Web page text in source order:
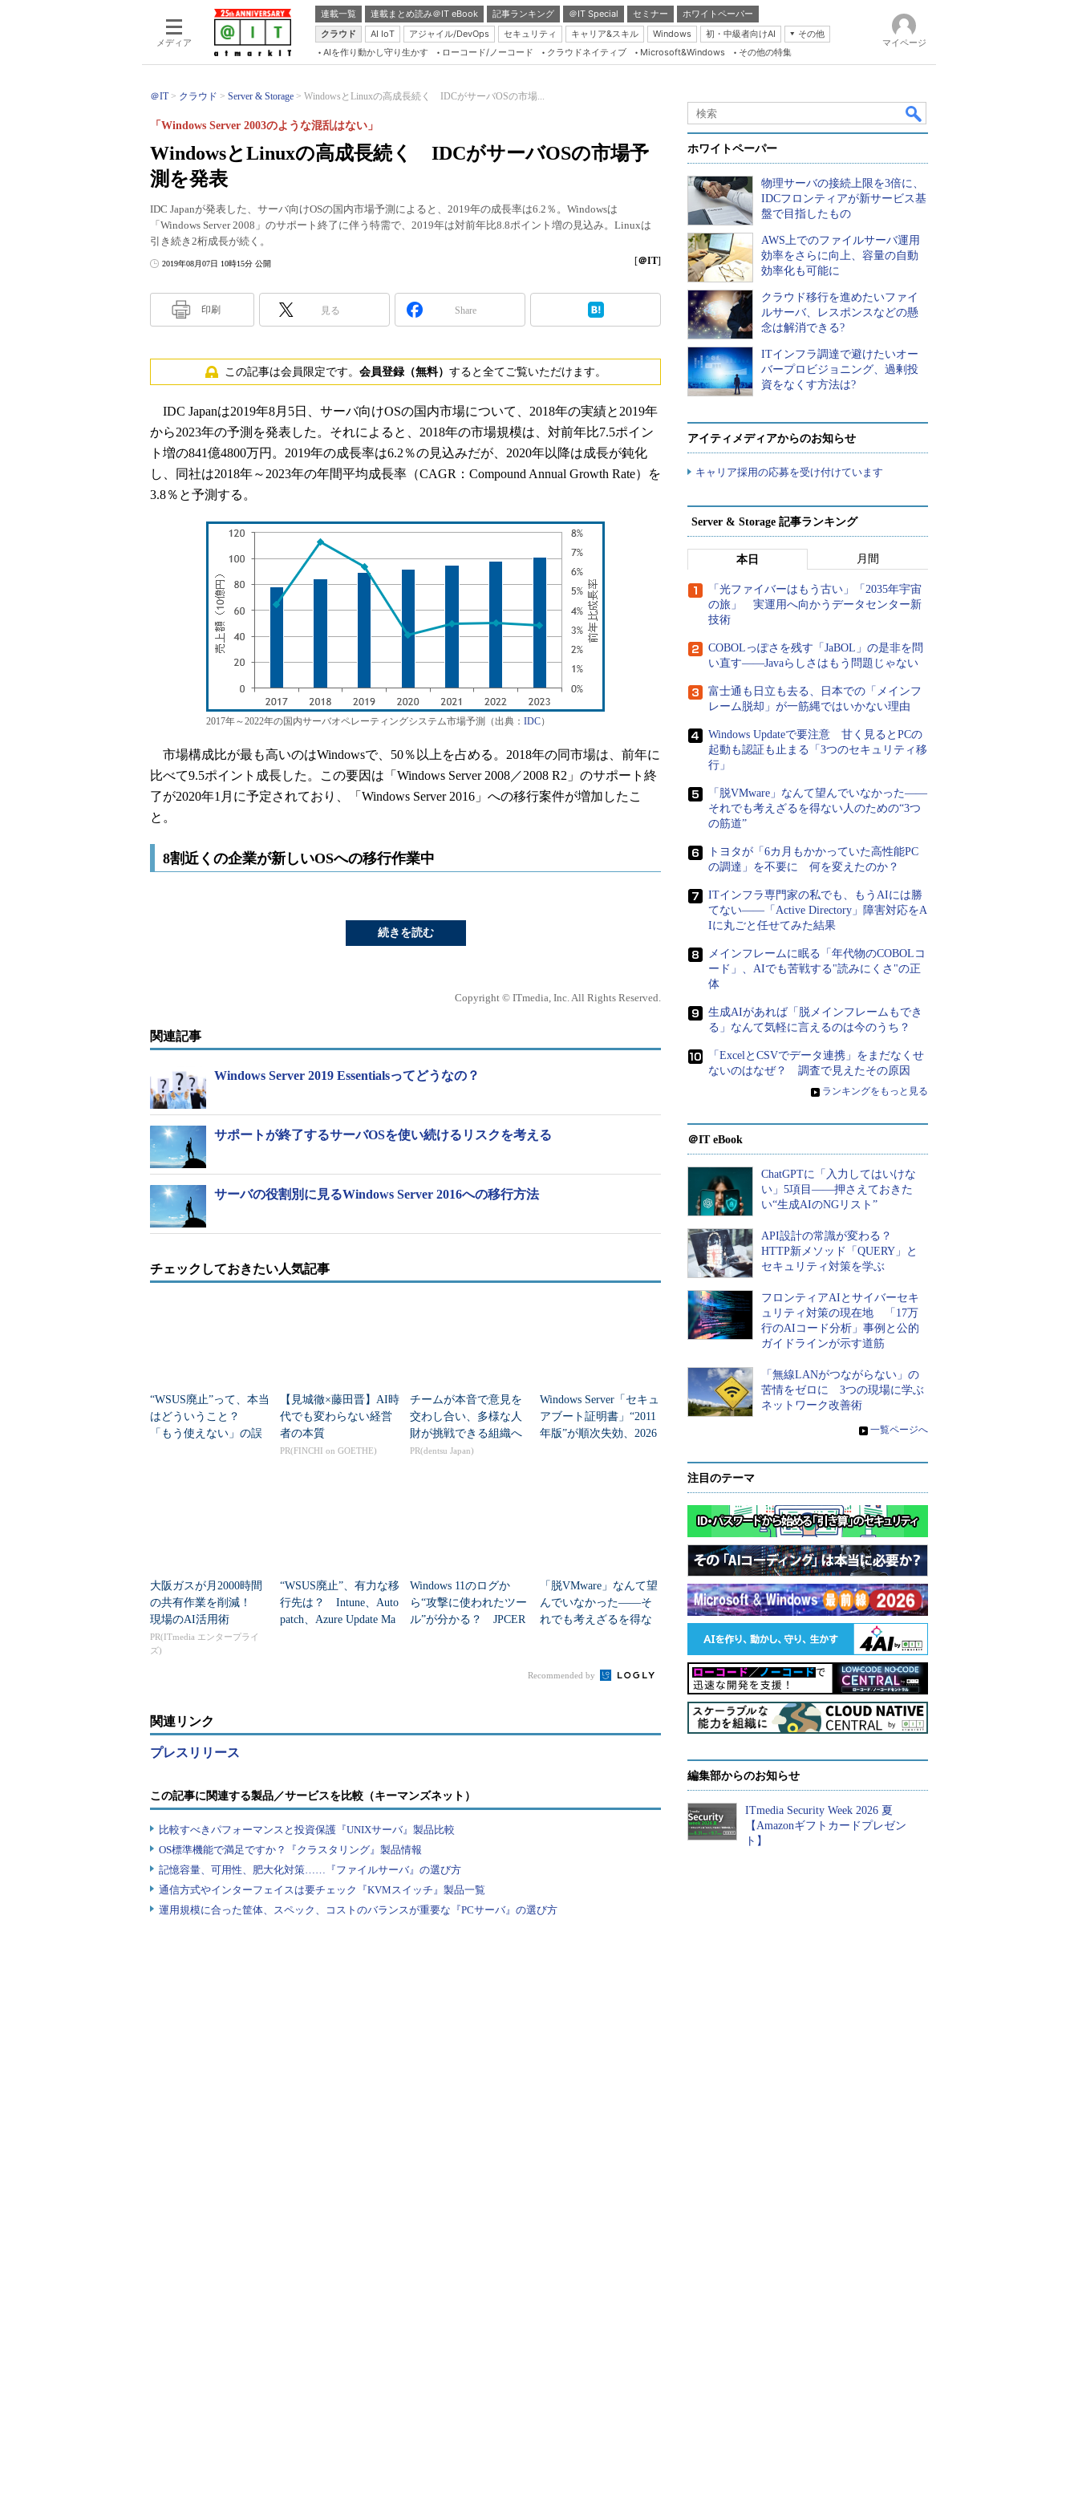
メディア
連載一覧 連載まとめ読み＠IT eBook 記事ランキング ＠IT Special セミナー
ホワイトペーパー
クラウド
AI IoT アジャイル/DevOps セキュリティ キャリア&スキル Windows 初・中級者向けAI
その他
Server & Storage
Java Agile
Database Expert
Master of IP Network
Security & Trust
Test & Tools
AIを作り動かし守り生かす ローコード/ノーコード クラウドネイティブ Microsoft&Windows その他の特集
マイページ
＠IT クラウド Server & Storage WindowsとLinuxの高成長続く IDCがサーバOSの市場...
WindowsとLinuxの高成長続く IDCがサーバOSの市場予
測を発表
「Windows Server 2003のような混乱はない」
IDC Japanが発表した、サーバ向けOSの国内市場予測によると、2019年の成長率は6.2％。Windowsは
「Windows Server 2008」のサポート終了に伴う特需で、2019年は対前年比8.8ポイント増の見込み。Linuxは
引き続き2桁成長が続く。
2019年08月07日 10時15分 公開 [＠IT]
印刷 見る Share
この記事は会員限定です。 会員登録（無料） すると全てご覧いただけます。
IDC Japanは2019年8月5日、サーバ向けOSの国内市場について、2018年の実績と2019年
から2023年の予測を発表した。それによると、2018年の市場規模は、対前年比7.5ポイン
ト増の841億4800万円。2019年の成長率は6.2％の見込みだが、2020年以降は成長が鈍化
し、同社は2018年～2023年の年間平均成長率（CAGR：Compound Annual Growth Rate）を
3.8％と予測する。
2017年～2022年の国内サーバオペレーティングシステム市場予測（出典： IDC）
市場構成比が最も高いのはWindowsで、50％以上を占める。2018年の同市場は、前年に
比べて9.5ポイント成長した。この要因は「Windows Server 2008／2008 R2」のサポート終
了が2020年1月に予定されており、「Windows Server 2016」への移行案件が増加したこ
と。
8割近くの企業が新しいOSへの移行作業中
続きを読む
Copyright © ITmedia, Inc. All Rights Reserved.
関連記事
Windows Server 2019 Essentialsってどうなの？
サポートが終了するサーバOSを使い続けるリスクを考える
サーバの役割別に見るWindows Server 2016への移行方法
チェックしておきたい人気記事
“WSUS廃止”って、本当
はどういうこと？
「もう使えない」の誤
【見城徹×藤田晋】AI時
代でも変わらない経営
者の本質
PR(FINCHI on GOETHE)
チームが本音で意見を
交わし合い、多様な人
財が挑戦できる組織へ
PR(dentsu Japan)
Windows Server「セキュ
アブート証明書」“2011
年版”が順次失効、2026
大阪ガスが月2000時間
の共有作業を削減！
現場のAI活用術
PR(ITmedia エンタープライ
ズ)
“WSUS廃止”、有力な移
行先は？ Intune、Auto
patch、Azure Update Ma
Windows 11のログか
ら“攻撃に使われたツー
ル”が分かる？ JPCER
「脱VMware」なんて望
んでいなかった――そ
れでも考えざるを得な
Recommended by
関連リンク
プレスリリース
この記事に関連する製品／サービスを比較（キーマンズネット）
比較すべきパフォーマンスと投資保護『UNIXサーバ』製品比較
OS標準機能で満足ですか？『クラスタリング』製品情報
記憶容量、可用性、肥大化対策……『ファイルサーバ』の選び方
通信方式やインターフェイスは要チェック『KVMスイッチ』製品一覧
運用規模に合った筐体、スペック、コストのバランスが重要な『PCサーバ』の選び方
ホワイトペーパー
物理サーバの接続上限を3倍に、
IDCフロンティアが新サービス基
盤で目指したもの
AWS上でのファイルサーバ運用
効率をさらに向上、容量の自動
効率化も可能に
クラウド移行を進めたいファイ
ルサーバ、レスポンスなどの懸
念は解消できる?
ITインフラ調達で避けたいオー
バープロビジョニング、過剰投
資をなくす方法は?
アイティメディアからのお知らせ
キャリア採用の応募を受け付けています
Server & Storage 記事ランキング
本日 月間
「光ファイバーはもう古い」「2035年宇宙
の旅」 実運用へ向かうデータセンター新
技術
COBOLっぽさを残す「JaBOL」の是非を問
い直す――Javaらしさはもう問題じゃない
富士通も日立も去る、日本での「メインフ
レーム脱却」が一筋縄ではいかない理由
Windows Updateで要注意 甘く見るとPCの
起動も認証も止まる「3つのセキュリティ移
行」
「脱VMware」なんて望んでいなかった――
それでも考えざるを得ない人のための“3つ
の筋道”
トヨタが「6カ月もかかっていた高性能PC
の調達」を不要に 何を変えたのか？
ITインフラ専門家の私でも、もうAIには勝
てない――「Active Directory」障害対応をA
Iに丸ごと任せてみた結果
メインフレームに眠る「年代物のCOBOLコ
ード」、AIでも苦戦する"読みにくさ"の正
体
生成AIがあれば「脱メインフレームもでき
る」なんて気軽に言えるのは今のうち？
「ExcelとCSVでデータ連携」をまだなくせ
ないのはなぜ？ 調査で見えたその原因
» ランキングをもっと見る
＠IT eBook
ChatGPTに「入力してはいけな
い」5項目――押さえておきた
い“生成AIのNGリスト”
API設計の常識が変わる？
HTTP新メソッド「QUERY」と
セキュリティ対策を学ぶ
フロンティアAIとサイバーセキ
ュリティ対策の現在地 「17万
行のAIコード分析」事例と公的
ガイドラインが示す道筋
「無線LANがつながらない」の
苦情をゼロに 3つの現場に学ぶ
ネットワーク改善術
» 一覧ページへ
注目のテーマ
編集部からのお知らせ
ITmedia Security Week 2026 夏
【Amazonギフトカードプレゼン
ト】